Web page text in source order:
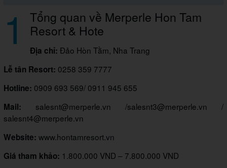
1 Tổng quan về Merperle Hon Tam
Resort & Hote
Địa chỉ: Đảo Hòn Tằm, Nha Trang
Lễ tân Resort: 0258 359 7777
Hotline: 0909 693 569/ 0911 945 655
Mail: salesnt@merperle.vn /salesnt3@merperle.vn /
salesnt4@merperle.vn
Website: www.hontamresort.vn
Giá tham khảo: 1.800.000 VND – 7.800.000 VND